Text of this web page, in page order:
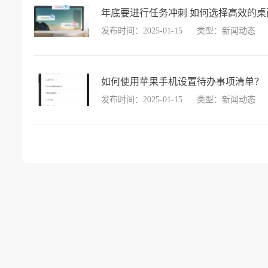
年底要进行任务冲刺 如何选择高效的桌
发布时间：2025-01-15 类型：新闻动态
如何使用苹果手机设置待办事项清单？
发布时间：2025-01-15 类型：新闻动态